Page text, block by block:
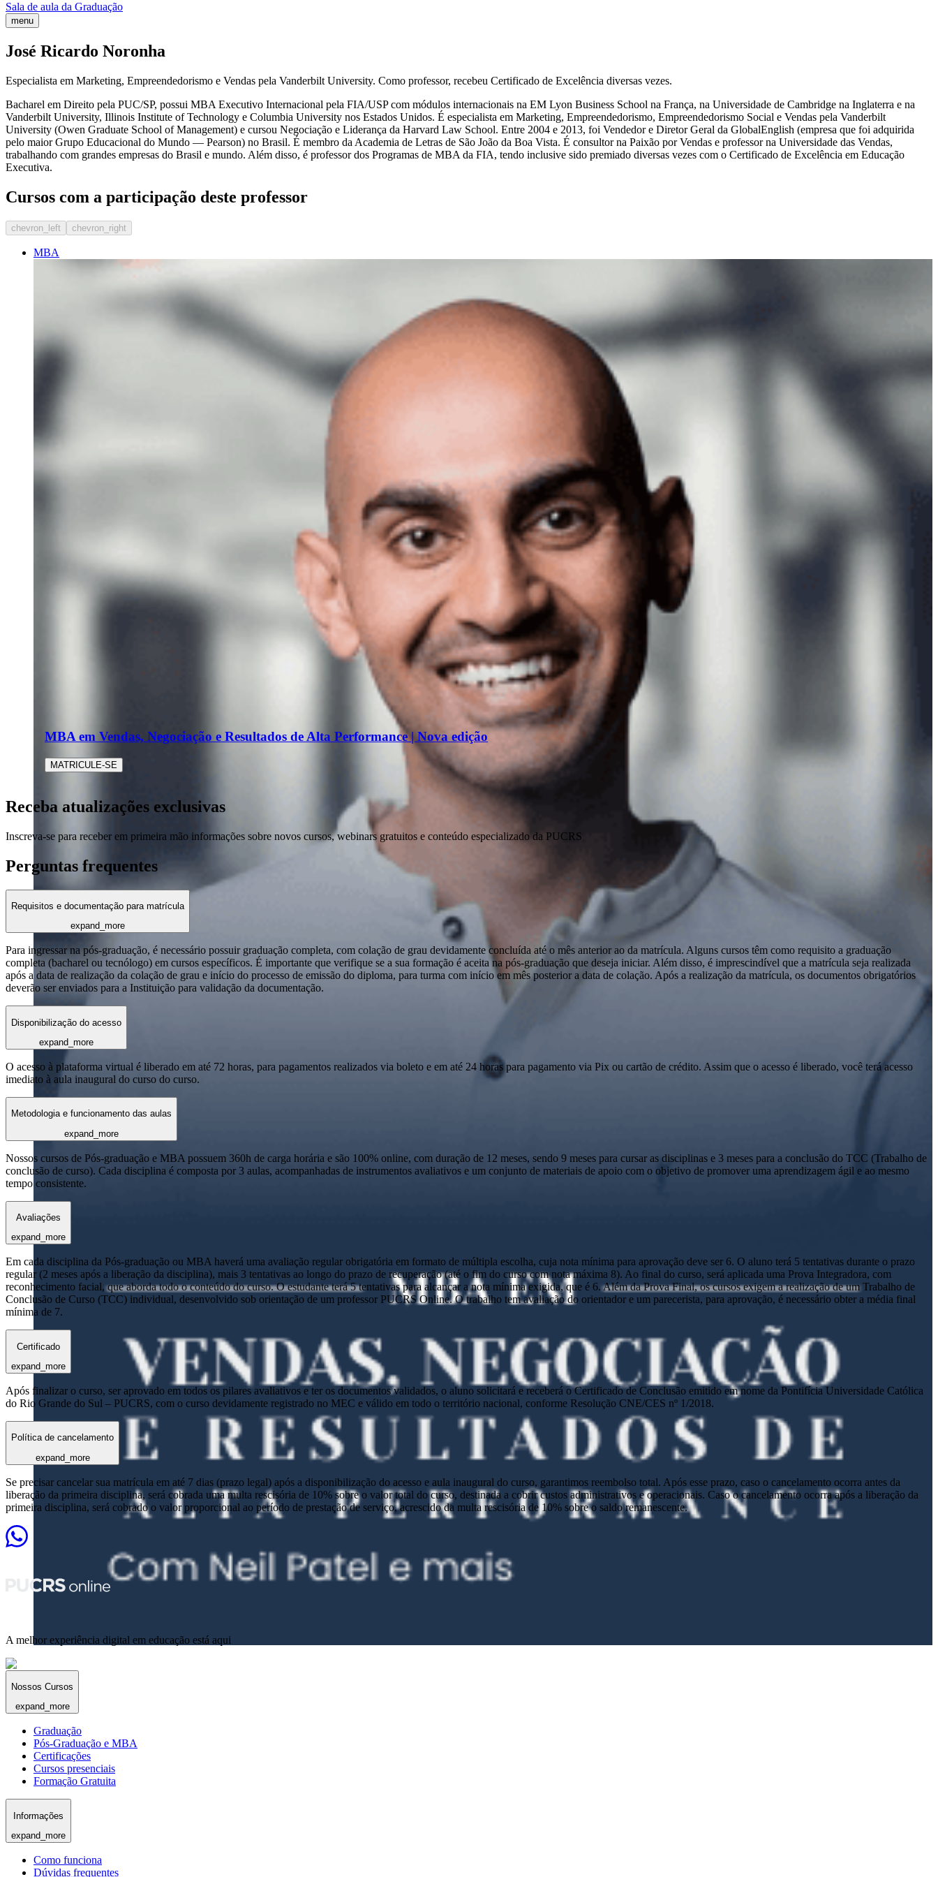
Sala de aula da Graduação
menu
José Ricardo Noronha
Especialista em Marketing, Empreendedorismo e Vendas pela Vanderbilt University. Como professor, recebeu Certificado de Excelência diversas vezes.
Bacharel em Direito pela PUC/SP, possui MBA Executivo Internacional pela FIA/USP com módulos internacionais na EM Lyon Business School na França, na Universidade de Cambridge na Inglaterra e na
Vanderbilt University, Illinois Institute of Technology e Columbia University nos Estados Unidos. É especialista em Marketing, Empreendedorismo, Empreendedorismo Social e Vendas pela Vanderbilt
University (Owen Graduate School of Management) e cursou Negociação e Liderança da Harvard Law School. Entre 2004 e 2013, foi Vendedor e Diretor Geral da GlobalEnglish (empresa que foi adquirida
pelo maior Grupo Educacional do Mundo — Pearson) no Brasil. É membro da Academia de Letras de São João da Boa Vista. É consultor na Paixão por Vendas e professor na Universidade das Vendas,
trabalhando com grandes empresas do Brasil e mundo. Além disso, é professor dos Programas de MBA da FIA, tendo inclusive sido premiado diversas vezes com o Certificado de Excelência em Educação
Executiva.
Cursos com a participação deste professor
chevron_left chevron_right
MBA
MBA em Vendas, Negociação e Resultados de Alta Performance | Nova edição
MATRICULE-SE
Receba atualizações exclusivas
Inscreva-se para receber em primeira mão informações sobre novos cursos, webinars gratuitos e conteúdo especializado da PUCRS
Perguntas frequentes
Requisitos e documentação para matrícula
expand_more
Para ingressar na pós-graduação, é necessário possuir graduação completa, com colação de grau devidamente concluída até o mês anterior ao da matrícula. Alguns cursos têm como requisito a graduação
completa (bacharel ou tecnólogo) em cursos específicos. É importante que verifique se a sua formação é aceita na pós-graduação que deseja iniciar. Além disso, é imprescindível que a matrícula seja realizada
após a data de realização da colação de grau e início do processo de emissão do diploma, para turma com início em mês posterior a data de colação. Após a realização da matrícula, os documentos obrigatórios
deverão ser enviados para a Instituição para validação da documentação.
Disponibilização do acesso
expand_more
O acesso à plataforma virtual é liberado em até 72 horas, para pagamentos realizados via boleto e em até 24 horas para pagamento via Pix ou cartão de crédito. Assim que o acesso é liberado, você terá acesso
imediato à aula inaugural do curso do curso.
Metodologia e funcionamento das aulas
expand_more
Nossos cursos de Pós-graduação e MBA possuem 360h de carga horária e são 100% online, com duração de 12 meses, sendo 9 meses para cursar as disciplinas e 3 meses para a conclusão do TCC (Trabalho de
conclusão de curso). Cada disciplina é composta por 3 aulas, acompanhadas de instrumentos avaliativos e um conjunto de materiais de apoio com o objetivo de promover uma aprendizagem ágil e ao mesmo
tempo consistente.
Avaliações
expand_more
Em cada disciplina da Pós-graduação ou MBA haverá uma avaliação regular obrigatória em formato de múltipla escolha, cuja nota mínima para aprovação deve ser 6. O aluno terá 5 tentativas durante o prazo
regular (2 meses após a liberação da disciplina), mais 3 tentativas ao longo do prazo de recuperação (até o fim do curso com nota máxima 8). Ao final do curso, será aplicada uma Prova Integradora, com
reconhecimento facial, que aborda todo o conteúdo do curso. O estudante terá 5 tentativas para alcançar a nota mínima exigida, que é 6. Além da Prova Final, os cursos exigem a realização de um Trabalho de
Conclusão de Curso (TCC) individual, desenvolvido sob orientação de um professor PUCRS Online. O trabalho tem avaliação do orientador e um parecerista, para aprovação, é necessário obter a média final
mínima de 7.
Certificado
expand_more
Após finalizar o curso, ser aprovado em todos os pilares avaliativos e ter os documentos validados, o aluno solicitará e receberá o Certificado de Conclusão emitido em nome da Pontifícia Universidade Católica
do Rio Grande do Sul – PUCRS, com o curso devidamente registrado no MEC e válido em todo o território nacional, conforme Resolução CNE/CES nº 1/2018.
Política de cancelamento
expand_more
Se precisar cancelar sua matrícula em até 7 dias (prazo legal) após a disponibilização do acesso e aula inaugural do curso, garantimos reembolso total. Após esse prazo, caso o cancelamento ocorra antes da
liberação da primeira disciplina, será cobrada uma multa rescisória de 10% sobre o valor total do curso, destinada a cobrir custos administrativos e operacionais. Caso o cancelamento ocorra após a liberação da
primeira disciplina, será cobrado o valor proporcional ao período de prestação de serviço, acrescido da multa rescisória de 10% sobre o saldo remanescente.
A melhor experiência digital em educação está aqui
Nossos Cursos
expand_more
Graduação
Pós-Graduação e MBA
Certificações
Cursos presenciais
Formação Gratuita
Informações
expand_more
Como funciona
Dúvidas frequentes